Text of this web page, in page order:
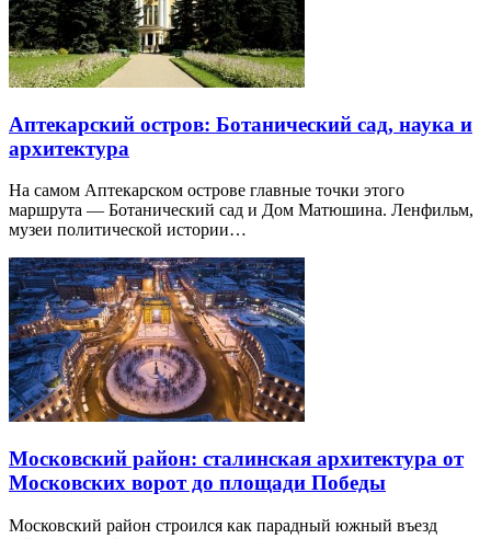
Аптекарский остров: Ботанический сад, наука и
архитектура
На самом Аптекарском острове главные точки этого
маршрута — Ботанический сад и Дом Матюшина. Ленфильм,
музеи политической истории…
Московский район: сталинская архитектура от
Московских ворот до площади Победы
Московский район строился как парадный южный въезд